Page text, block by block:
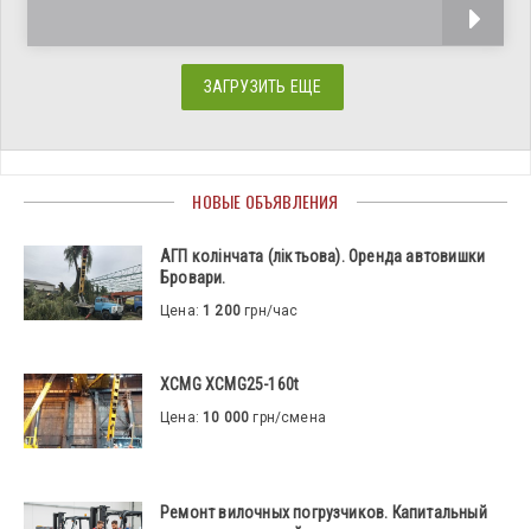
ЗАГРУЗИТЬ ЕЩЕ
НОВЫЕ ОБЪЯВЛЕНИЯ
АГП колінчата (ліктьова). Оренда автовишки
Бровари.
Цена:1 200 грн/час
XCMG XCMG25-160t
Цена:10 000 грн/смена
Ремонт вилочных погрузчиков. Капитальный